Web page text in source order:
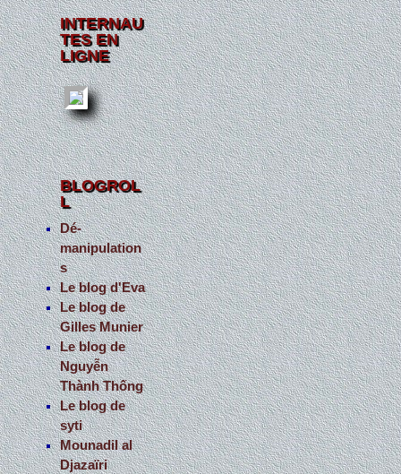
INTERNAU
TES EN
LIGNE
BLOGROL
L
Dé-
manipulation
s
Le blog d'Eva
Le blog de
Gilles Munier
Le blog de
Nguyễn
Thành Thống
Le blog de
syti
Mounadil al
Djazaïri